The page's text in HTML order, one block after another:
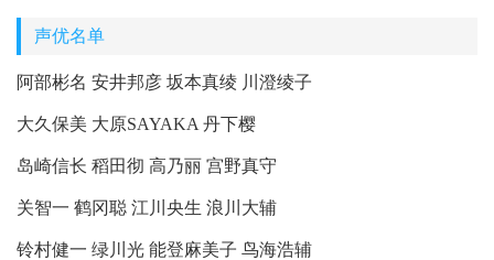
声优名单
阿部彬名 安井邦彦 坂本真绫 川澄绫子
大久保美 大原SAYAKA 丹下樱
岛崎信长 稻田彻 高乃丽 宫野真守
关智一 鹤冈聪 江川央生 浪川大辅
铃村健一 绿川光 能登麻美子 鸟海浩辅